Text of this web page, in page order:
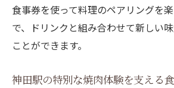
食事券を使って料理のペアリングを
で、ドリンクと組み合わせて新しい
ことができます。
神田駅の特別な焼肉体験を支える